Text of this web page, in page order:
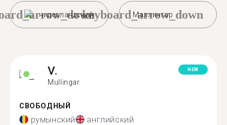
нидерландский Маллингар
keyboard_arrow_down
V.
Mullingar
NEW
СВОБОДНЫЙ
румынский английский